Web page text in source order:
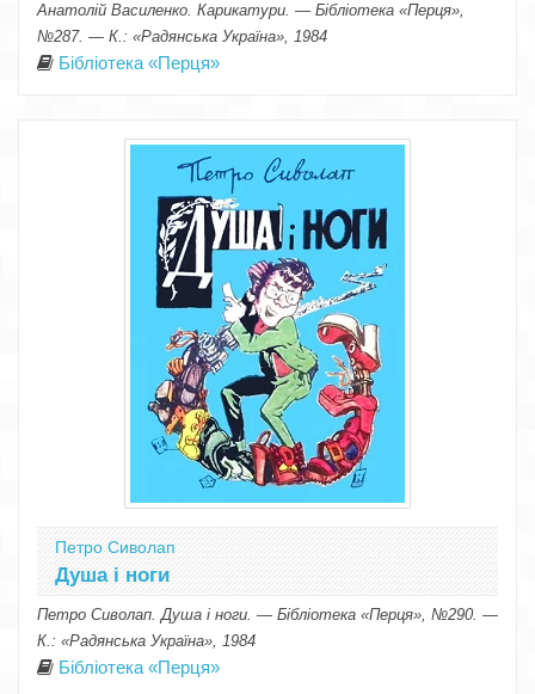
Анатолій Василенко. Карикатури. — Бібліотека «Перця»,
№287. — К.: «Радянська Україна», 1984
Бібліотека «Перця»
Петро Сиволап
Душа і ноги
Петро Сиволап. Душа і ноги. — Бібліотека «Перця», №290. —
К.: «Радянська Україна», 1984
Бібліотека «Перця»